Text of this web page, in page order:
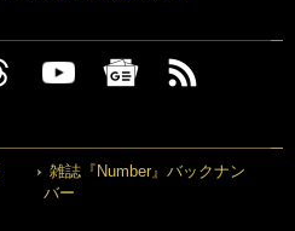
雑誌『Number』バックナン
バー